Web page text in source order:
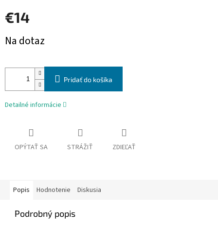
€14
cena:
Na dotaz
Pridať do košíka
Detailné informácie
OPÝTAŤ SA STRÁŽIŤ ZDIEĽAŤ
Popis Hodnotenie Diskusia
Podrobný popis